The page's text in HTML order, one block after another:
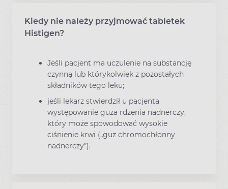
Kiedy nie należy przyjmować tabletek
Histigen?
Jeśli pacjent ma uczulenie na substancję
czynną lub którykolwiek z pozostałych
składników tego leku;
jeśli lekarz stwierdził u pacjenta
występowanie guza rdzenia nadnerczy,
który może spowodować wysokie
ciśnienie krwi („guz chromochłonny
nadnerczy”).